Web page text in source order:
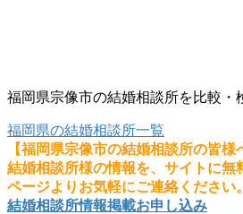
福岡県宗像市の結婚相談所を比較・
福岡県の結婚相談所一覧
【福岡県宗像市の結婚相談所の皆様
結婚相談所様の情報を、サイトに無
ページよりお気軽にご連絡ください。
結婚相談所情報掲載お申し込み